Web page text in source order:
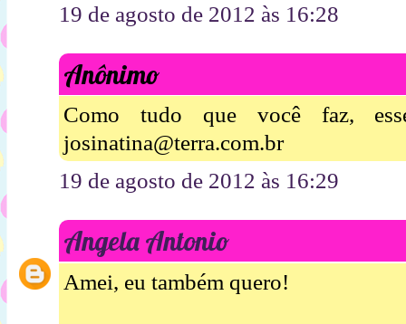
19 de agosto de 2012 às 16:28
Anônimo
Como tudo que você faz,
josinatina@terra.com.br
19 de agosto de 2012 às 16:29
Angela Antonio
Amei, eu também quero!